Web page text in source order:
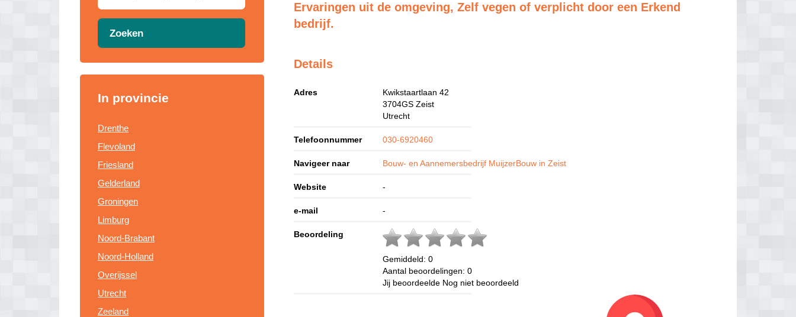
Zoeken
In provincie
Drenthe
Flevoland
Friesland
Gelderland
Groningen
Limburg
Noord-Brabant
Noord-Holland
Overijssel
Utrecht
Zeeland
Ervaringen uit de omgeving, Zelf vegen of verplicht door een Erkend
bedrijf.
Details
Adres
Kwikstaartlaan 42
3704GS Zeist
Utrecht
Telefoonnummer 030-6920460
Navigeer naar Bouw- en Aannemersbedrijf MuijzerBouw in Zeist
Website -
e-mail -
Beoordeling
Gemiddeld:0
Aantal beoordelingen:0
Jij beoordeelde Nog niet beoordeeld